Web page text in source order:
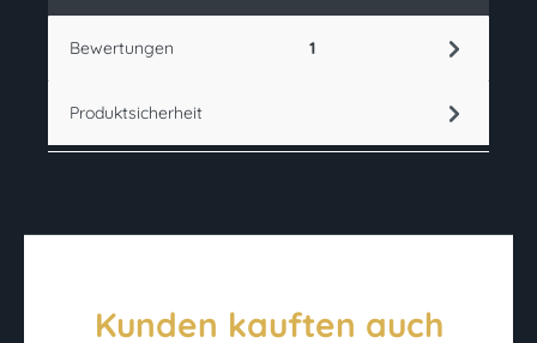
Bewertungen 1
Produktsicherheit
Kunden kauften auch